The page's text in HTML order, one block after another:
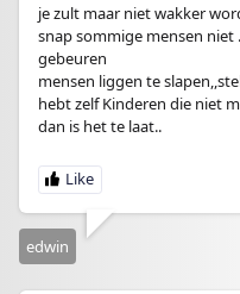
je zult maar niet wakker
snap sommige mensen
gebeuren
mensen liggen te
hebt zelf Kinderen die niet
dan is het te laat..
edwin